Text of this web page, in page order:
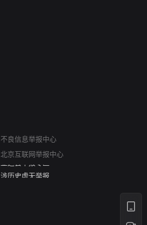
不良信息举报中心
北京互联网举报中心
亚运会举报专区
涉历史虚无举报